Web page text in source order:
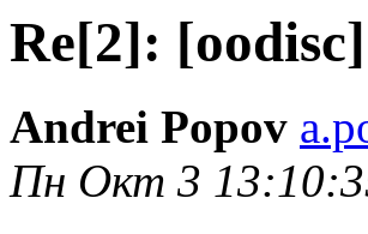
Re[2]:
Andrei Popov
Пн Окт 3